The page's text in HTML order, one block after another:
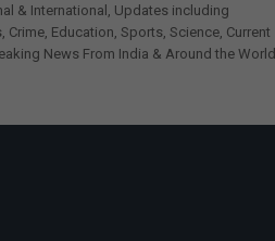
& International, Updates including
Crime, Education, Sports, Science, Current
News From India & Around the World.